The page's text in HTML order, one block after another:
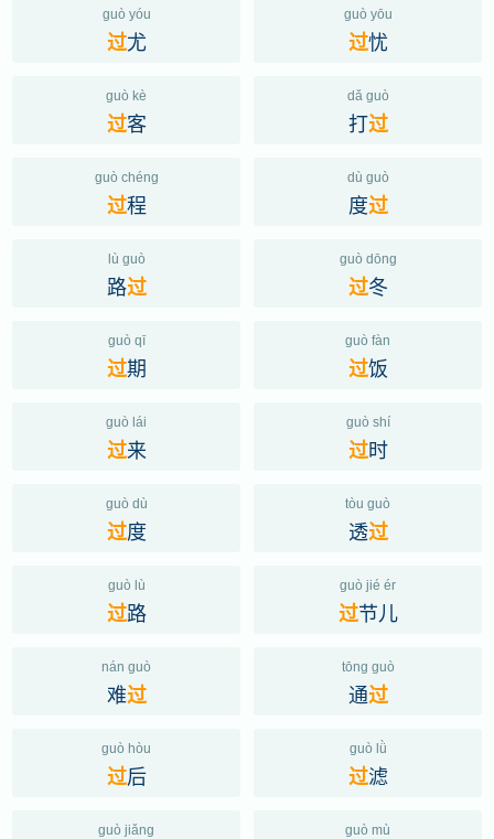
guò yóu
过尤
guò yōu
过忧
guò kè
过客
dǎ guò
打过
guò chéng
过程
dù guò
度过
lù guò
路过
guò dōng
过冬
guò qī
过期
guò fàn
过饭
guò lái
过来
guò shí
过时
guò dù
过度
tòu guò
透过
guò lù
过路
guò jié ér
过节儿
nán guò
难过
tōng guò
通过
guò hòu
过后
guò lǜ
过滤
guò jiǎng guò mù